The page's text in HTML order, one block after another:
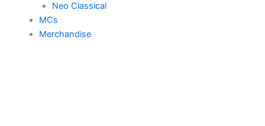
Neo Classical
MCs
Merchandise